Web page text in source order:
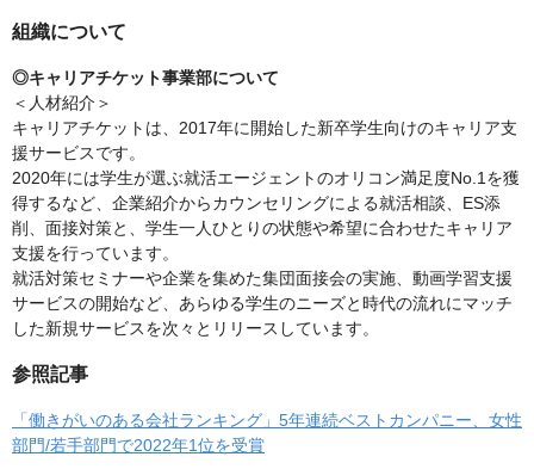
組織について
◎キャリアチケット事業部について
＜人材紹介＞
キャリアチケットは、2017年に開始した新卒学生向けのキャリア支
援サービスです。
2020年には学生が選ぶ就活エージェントのオリコン満足度No.1を獲
得するなど、企業紹介からカウンセリングによる就活相談、ES添
削、面接対策と、学生一人ひとりの状態や希望に合わせたキャリア
支援を行っています。
就活対策セミナーや企業を集めた集団面接会の実施、動画学習支援
サービスの開始など、あらゆる学生のニーズと時代の流れにマッチ
した新規サービスを次々とリリースしています。
参照記事
「働きがいのある会社ランキング」5年連続ベストカンパニー、女性
部門/若手部門で2022年1位を受賞